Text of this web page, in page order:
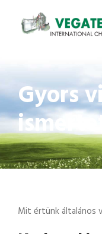
Gyors
Mit értünk általános